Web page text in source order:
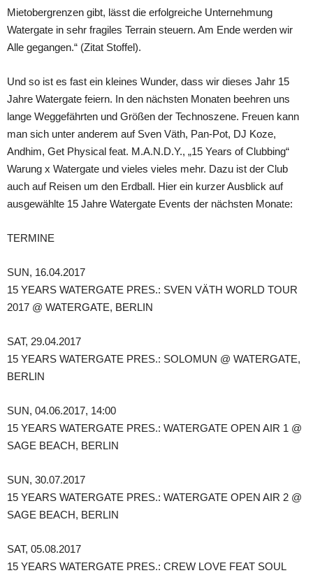
Mietobergrenzen gibt, lässt die erfolgreiche Unternehmung
Watergate in sehr fragiles Terrain steuern. Am Ende werden wir
Alle gegangen.“ (Zitat Stoffel).
Und so ist es fast ein kleines Wunder, dass wir dieses Jahr 15
Jahre Watergate feiern. In den nächsten Monaten beehren uns
lange Weggefährten und Größen der Technoszene. Freuen kann
man sich unter anderem auf Sven Väth, Pan-Pot, DJ Koze,
Andhim, Get Physical feat. M.A.N.D.Y., „15 Years of Clubbing“
Warung x Watergate und vieles vieles mehr. Dazu ist der Club
auch auf Reisen um den Erdball. Hier ein kurzer Ausblick auf
ausgewählte 15 Jahre Watergate Events der nächsten Monate:
TERMINE
SUN, 16.04.2017
15 YEARS WATERGATE PRES.: SVEN VÄTH WORLD TOUR
2017 @ WATERGATE, BERLIN
SAT, 29.04.2017
15 YEARS WATERGATE PRES.: SOLOMUN @ WATERGATE,
BERLIN
SUN, 04.06.2017, 14:00
15 YEARS WATERGATE PRES.: WATERGATE OPEN AIR 1 @
SAGE BEACH, BERLIN
SUN, 30.07.2017
15 YEARS WATERGATE PRES.: WATERGATE OPEN AIR 2 @
SAGE BEACH, BERLIN
SAT, 05.08.2017
15 YEARS WATERGATE PRES.: CREW LOVE FEAT SOUL